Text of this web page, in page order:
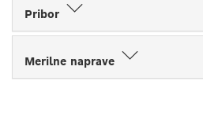
Pribor
Merilne naprave